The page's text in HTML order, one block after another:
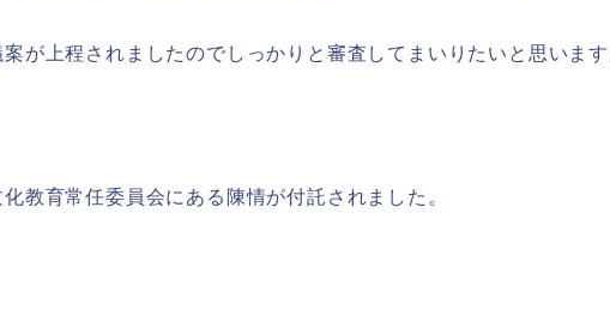
が上程されましたのでしっかりと審査してまいりたいと思います
教育常任委員会にある陳情が付託されました。